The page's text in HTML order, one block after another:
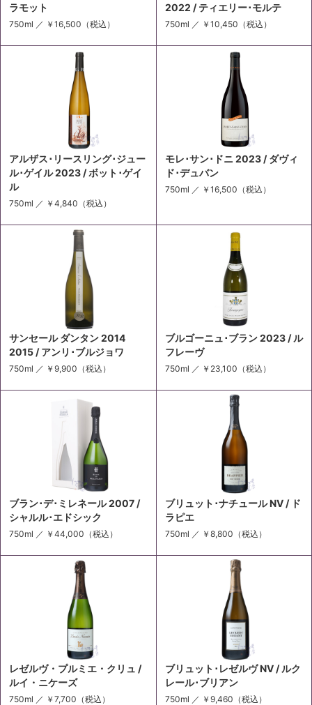
ラモット
750ml ／ ￥16,500 （税込）
2022 / ティエリー･モルテ
750ml ／ ￥10,450 （税込）
アルザス･リースリング･ジュー
ル･ゲイル 2023 / ボット･ゲイ
ル
750ml ／ ￥4,840 （税込）
モレ･サン･ドニ 2023 / ダヴィ
ド･デュバン
750ml ／ ￥16,500 （税込）
サンセール ダンタン 2014
2015 / アンリ･ブルジョワ
750ml ／ ￥9,900 （税込）
ブルゴーニュ･ブラン 2023 / ル
フレーヴ
750ml ／ ￥23,100 （税込）
ブラン･デ･ミレネール 2007 /
シャルル･エドシック
750ml ／ ￥44,000 （税込）
ブリュット･ナチュール NV / ド
ラピエ
750ml ／ ￥8,800 （税込）
レゼルヴ・プルミエ・クリュ /
ルイ・ニケーズ
750ml ／ ￥7,700 （税込）
ブリュット･レゼルヴ NV / ルク
レール･ブリアン
750ml ／ ￥9,460 （税込）